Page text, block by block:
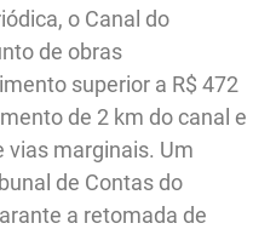
o Canal do
de obras
superior a R$ 472
de 2 km do canal e
vias marginais. Um
de Contas do
a retomada de